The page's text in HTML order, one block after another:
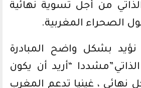
من أجل تسوية نهائية
الصحراء المغربية.
نؤيد بشكل واضح المبادرة
“أريد أن يكون
، غينيا تدعم المغرب